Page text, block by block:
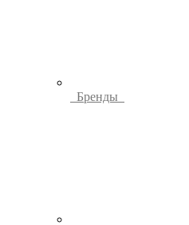
Бренды